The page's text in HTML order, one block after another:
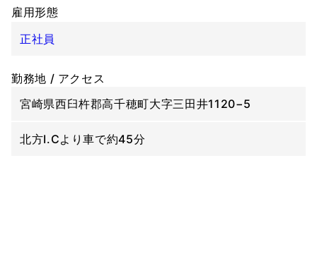
雇用形態
正社員
勤務地 / アクセス
宮崎県西臼杵郡高千穂町大字三田井1120−5
北方I.Cより車で約45分